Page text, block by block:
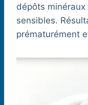
dépôts
sensibles.
prématurément